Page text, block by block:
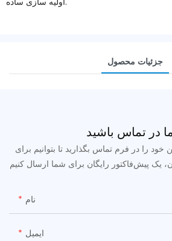
جزئیات محصول
ما در تماس باشید
را در فرم تماس بگذارید تا بتوانیم برای
نام
ایمیل